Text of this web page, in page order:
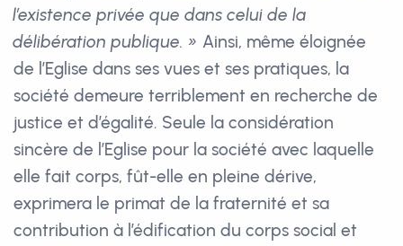
l’existence privée que dans celui de la
délibération publique. » Ainsi, même éloignée
de l’Eglise dans ses vues et ses pratiques, la
société demeure terriblement en recherche de
justice et d’égalité. Seule la considération
sincère de l’Eglise pour la société avec laquelle
elle fait corps, fût-elle en pleine dérive,
exprimera le primat de la fraternité et sa
contribution à l’édification du corps social et